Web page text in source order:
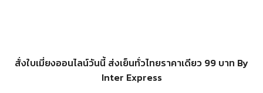
สั่งใบเมี่ยงออนไลน์วันนี้ ส่งเย็นทั่วไทยราคาเดียว 99 บาท By
Inter Express